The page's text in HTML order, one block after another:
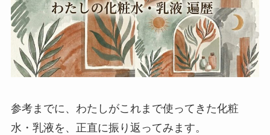
参考までに、わたしがこれまで使ってきた化粧
水・乳液を、正直に振り返ってみます。